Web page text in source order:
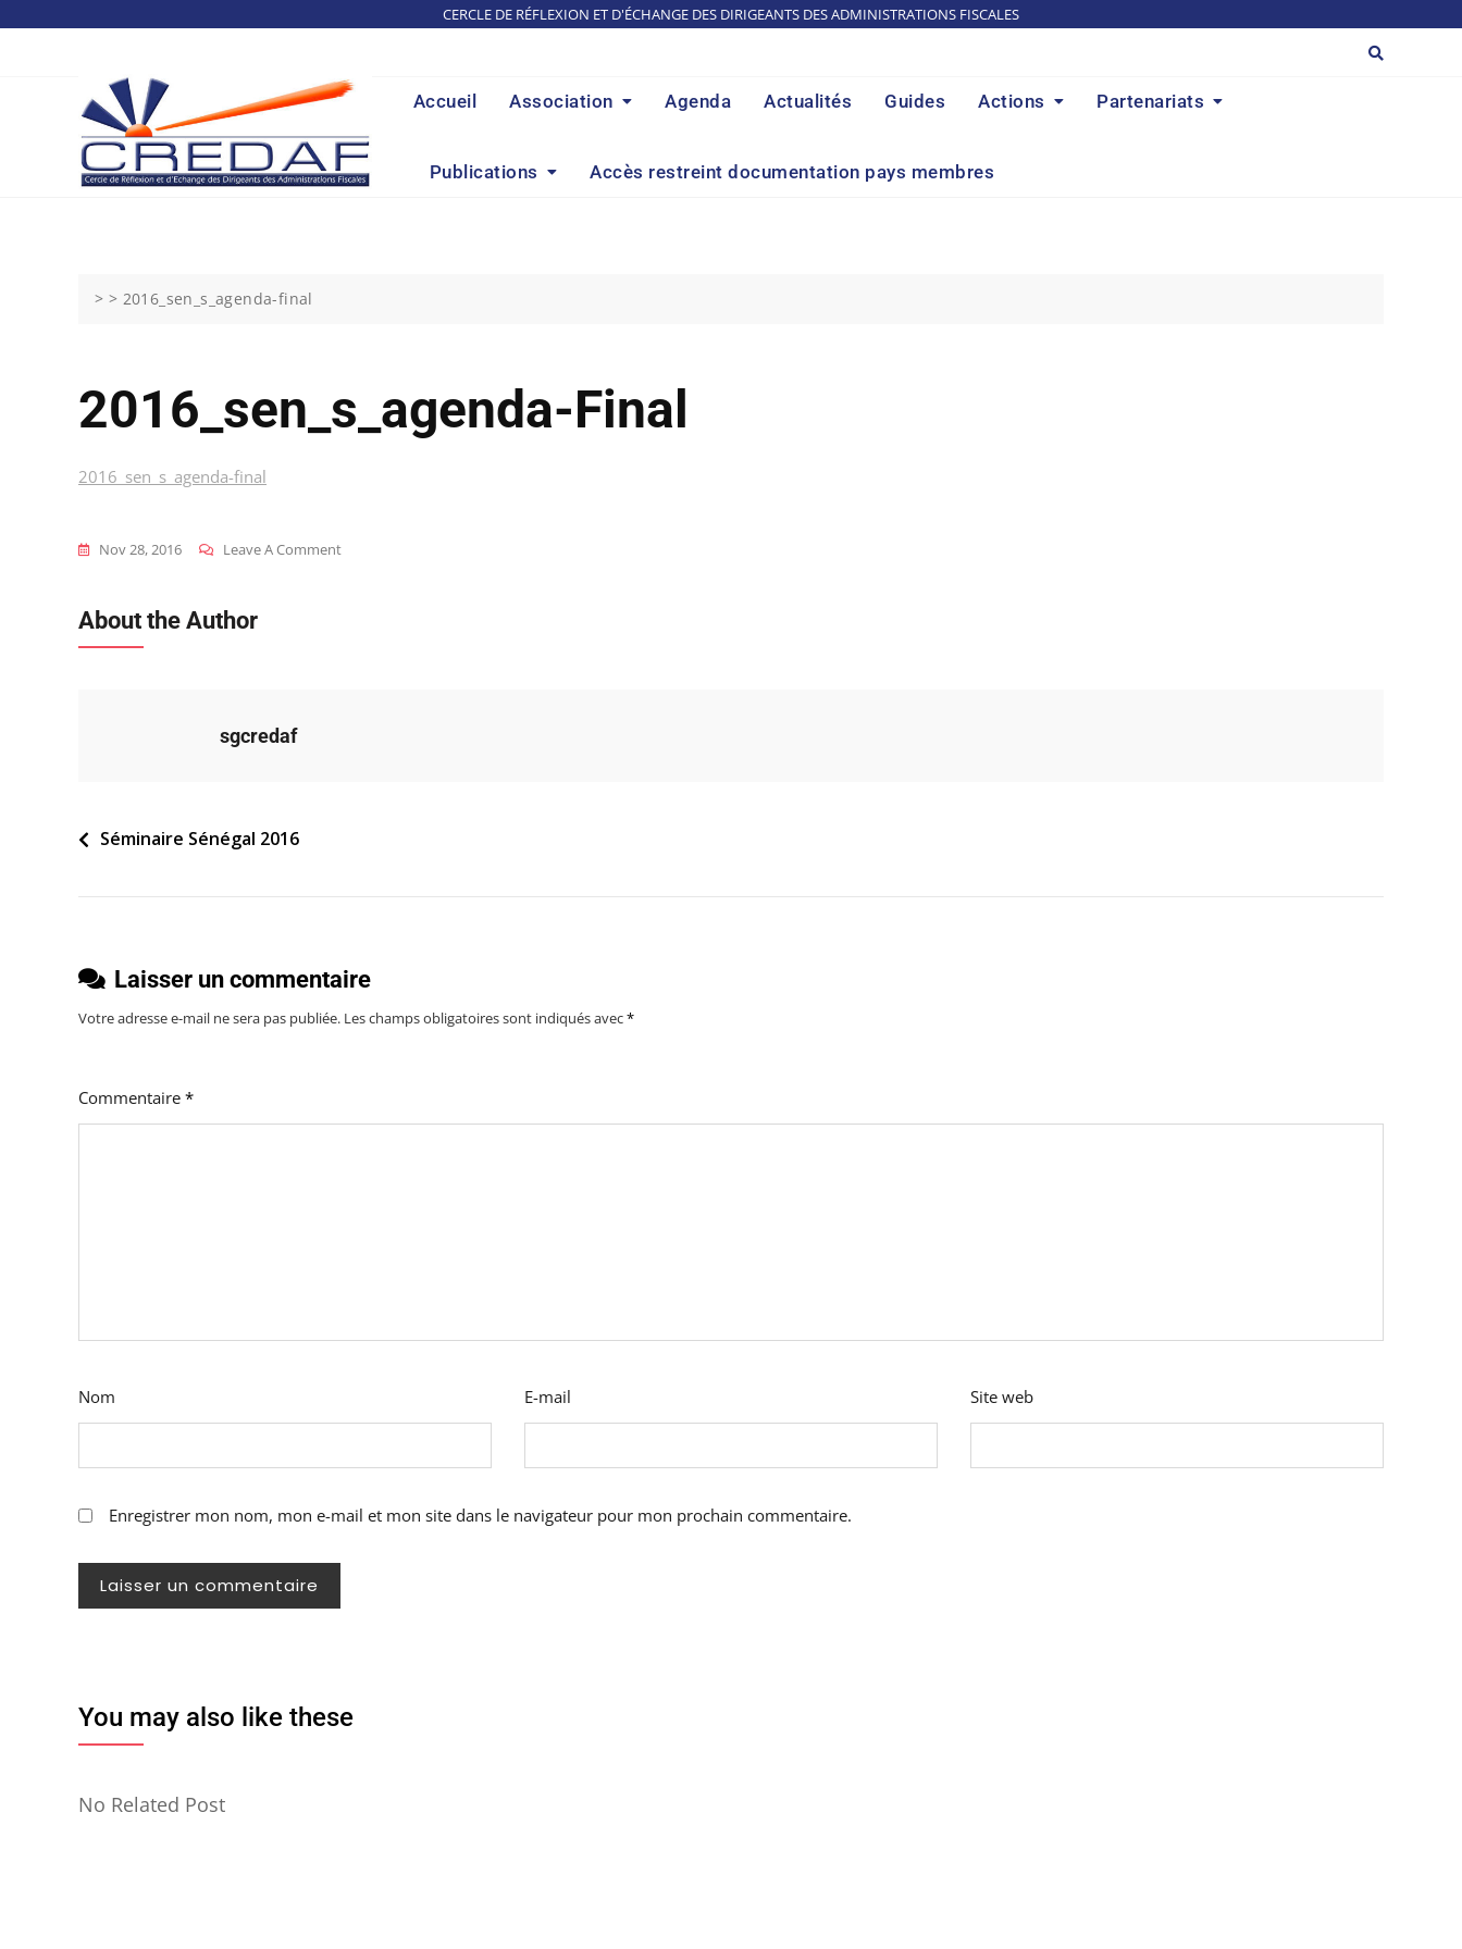
CERCLE DE RÉFLEXION ET D'ÉCHANGE DES DIRIGEANTS DES ADMINISTRATIONS FISCALES
Accueil Association Agenda Actualités Guides Actions Partenariats
Publications Accès restreint documentation pays membres
> > 2016_sen_s_agenda-final
2016_sen_s_agenda-Final
2016_sen_s_agenda-final
Nov 28, 2016 Leave A CommentOn
About the Author
sgcredaf
Navigation
Séminaire Sénégal 2016
Laisser un commentaire
Votre adresse e-mail ne sera pas publiée. Les champs obligatoires sont indiqués avec*
Commentaire *
Nom E-mail Site web
Enregistrer mon nom, mon e-mail et mon site dans le navigateur pour mon prochain commentaire.
You may also like these
No Related Post